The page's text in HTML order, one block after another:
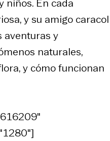
niños. En cada
y su amigo caracol
aventuras y
naturales,
y cómo funcionan